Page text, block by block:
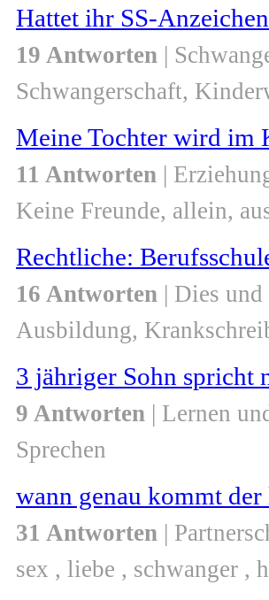
Hattet ihr SS-
19 Antworten |
Schwangerschaft,
Meine Tochter wird im
11 Antworten |
Keine Freunde, allein,
Rechtliche:
16 Antworten | Dies
Ausbildung,
3 jähriger Sohn spricht
9 Antworten | Lernen
Sprechen
wann genau kommt
31 Antworten |
sex , liebe , schwanger ,